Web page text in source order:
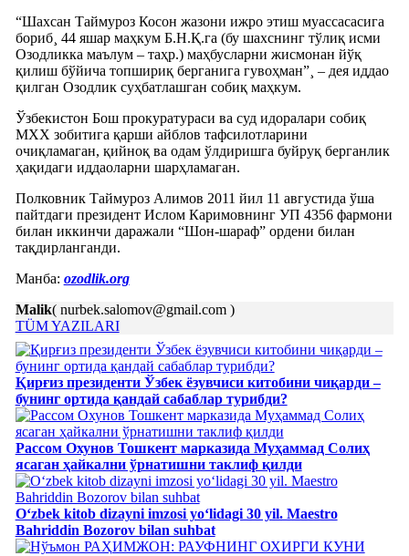
“Шахсан Таймуроз Косон жазони ижро этиш муассасасига
бориб¸ 44 яшар маҳкум Б.Н.Қ.га (бу шахснинг тўлиқ исми
Озодликка маълум – таҳр.) маҳбусларни жисмонан йўқ
қилиш бўйича топшириқ берганига гувоҳман”¸ – дея иддао
қилган Озодлик суҳбатлашган собиқ маҳкум.
Ўзбекистон Бош прокуратураси ва суд идоралари собиқ
МХХ зобитига қарши айблов тафсилотларини
очиқламаган, қийноқ ва одам ўлдиришга буйруқ берганлик
ҳақидаги иддаоларни шарҳламаган.
Полковник Таймуроз Алимов 2011 йил 11 августида ўша
пайтдаги президент Ислом Каримовнинг УП 4356 фармони
билан иккинчи даражали “Шон-шараф” ордени билан
тақдирланганди.
Манба: ozodlik.org
Malik( nurbek.salomov@gmail.com )
TÜM YAZILARI
Қирғиз президенти Ўзбек ёзувчиси китобини чиқарди –
бунинг ортида қандай сабаблар турибди?
Рассом Охунов Тошкент марказида Муҳаммад Солиҳ
яcаган ҳайкални ўрнатишни таклиф қилди
Oʻzbek kitob dizayni imzosi yoʻlidagi 30 yil. Maestro
Bahriddin Bozorov bilan suhbat